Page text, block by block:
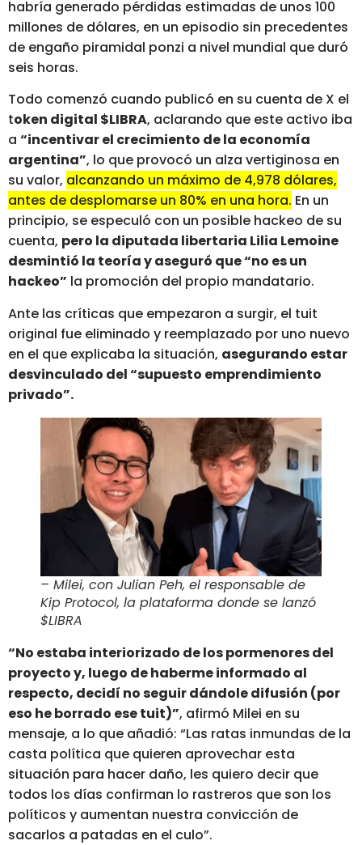
habría generado pérdidas estimadas de unos 100
millones de dólares, en un episodio sin precedentes
de engaño piramidal ponzi a nivel mundial que duró
seis horas.
Todo comenzó cuando publicó en su cuenta de X el
token digital $LIBRA, aclarando que este activo iba
a “incentivar el crecimiento de la economía
argentina”, lo que provocó un alza vertiginosa en
su valor, alcanzando un máximo de 4,978 dólares,
antes de desplomarse un 80% en una hora. En un
principio, se especuló con un posible hackeo de su
cuenta, pero la diputada libertaria Lilia Lemoine
desmintió la teoría y aseguró que “no es un
hackeo” la promoción del propio mandatario.
Ante las críticas que empezaron a surgir, el tuit
original fue eliminado y reemplazado por uno nuevo
en el que explicaba la situación, asegurando estar
desvinculado del “supuesto emprendimiento
privado”.
– Milei, con Julian Peh, el responsable de
Kip Protocol, la plataforma donde se lanzó
$LIBRA
“No estaba interiorizado de los pormenores del
proyecto y, luego de haberme informado al
respecto, decidí no seguir dándole difusión (por
eso he borrado ese tuit)”, afirmó Milei en su
mensaje, a lo que añadió: “Las ratas inmundas de la
casta política que quieren aprovechar esta
situación para hacer daño, les quiero decir que
todos los días confirman lo rastreros que son los
políticos y aumentan nuestra convicción de
sacarlos a patadas en el culo”.